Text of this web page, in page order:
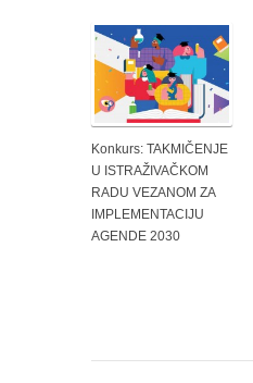
Konkurs: TAKMIČENJE
U ISTRAŽIVAČKOM
RADU VEZANOM ZA
IMPLEMENTACIJU
AGENDE 2030